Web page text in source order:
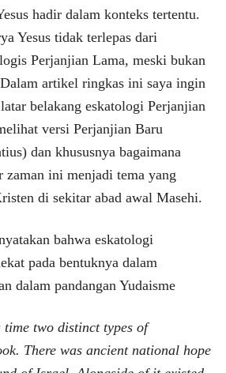
hadir dalam konteks tertentu.
Yesus tidak terlepas dari
Perjanjian Lama, meski bukan
artikel ringkas ini saya ingin
belakang eskatologi Perjanjian
versi Perjanjian Baru
dan khususnya bagaimana
zaman ini menjadi tema yang
di sekitar abad awal Masehi.
bahwa eskatologi
pada bentuknya dalam
dalam pandangan Yudaisme
two distinct types of
There was ancient national hope